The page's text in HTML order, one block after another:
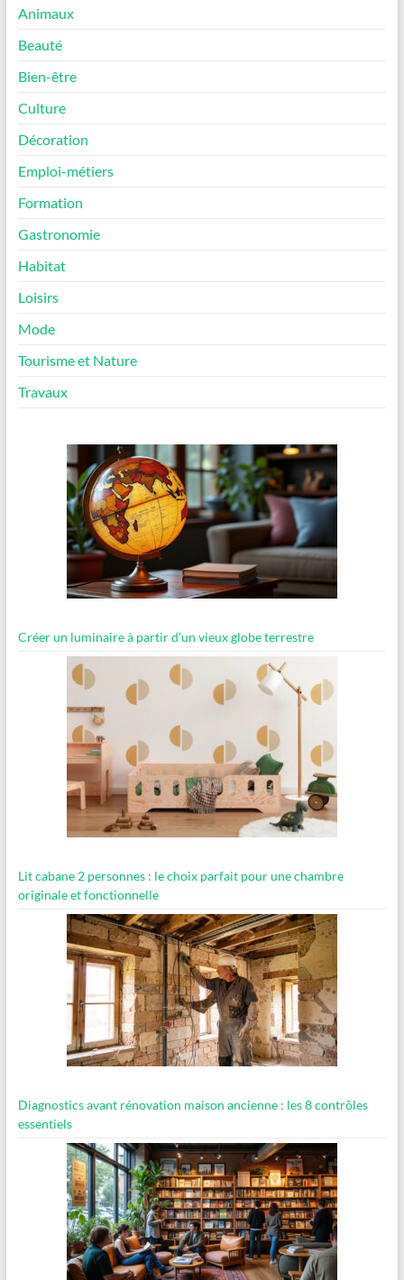
Animaux
Beauté
Bien-être
Culture
Décoration
Emploi-métiers
Formation
Gastronomie
Habitat
Loisirs
Mode
Tourisme et Nature
Travaux
Créer un luminaire à partir d’un vieux globe terrestre
Lit cabane 2 personnes : le choix parfait pour une chambre
originale et fonctionnelle
Diagnostics avant rénovation maison ancienne : les 8 contrôles
essentiels